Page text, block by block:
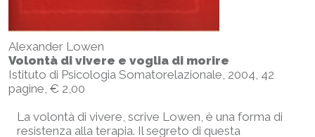
Alexander Lowen
Volontà di vivere e voglia di morire
Istituto di Psicologia Somatorelazionale, 2004, 42
pagine, € 2,00
La volontà di vivere, scrive Lowen, è una forma di
resistenza alla terapia. Il segreto di questa